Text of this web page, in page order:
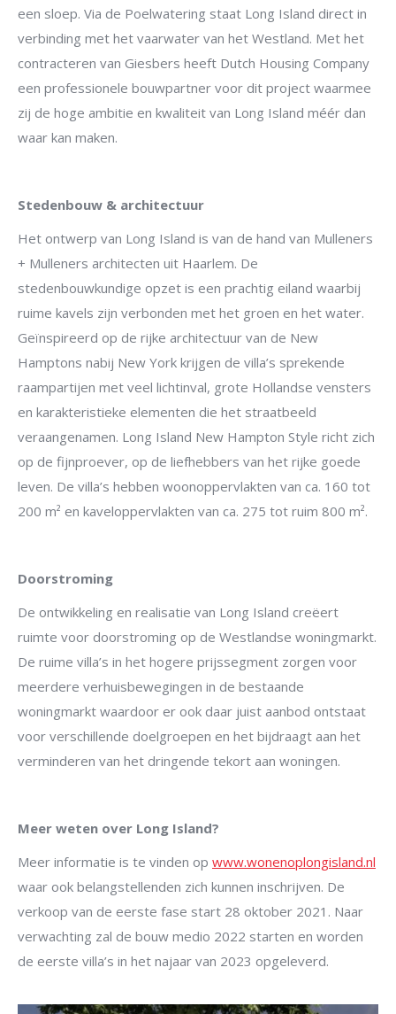
een sloep. Via de Poelwatering staat Long Island direct in
verbinding met het vaarwater van het Westland. Met het
contracteren van Giesbers heeft Dutch Housing Company
een professionele bouwpartner voor dit project waarmee
zij de hoge ambitie en kwaliteit van Long Island méér dan
waar kan maken.
Stedenbouw & architectuur
Het ontwerp van Long Island is van de hand van Mulleners
+ Mulleners architecten uit Haarlem. De
stedenbouwkundige opzet is een prachtig eiland waarbij
ruime kavels zijn verbonden met het groen en het water.
Geïnspireerd op de rijke architectuur van de New
Hamptons nabij New York krijgen de villa’s sprekende
raampartijen met veel lichtinval, grote Hollandse vensters
en karakteristieke elementen die het straatbeeld
veraangenamen. Long Island New Hampton Style richt zich
op de fijnproever, op de liefhebbers van het rijke goede
leven. De villa’s hebben woonoppervlakten van ca. 160 tot
200 m² en kaveloppervlakten van ca. 275 tot ruim 800 m².
Doorstroming
De ontwikkeling en realisatie van Long Island creëert
ruimte voor doorstroming op de Westlandse woningmarkt.
De ruime villa’s in het hogere prijssegment zorgen voor
meerdere verhuisbewegingen in de bestaande
woningmarkt waardoor er ook daar juist aanbod ontstaat
voor verschillende doelgroepen en het bijdraagt aan het
verminderen van het dringende tekort aan woningen.
Meer weten over Long Island?
Meer informatie is te vinden op www.wonenoplongisland.nl
waar ook belangstellenden zich kunnen inschrijven. De
verkoop van de eerste fase start 28 oktober 2021. Naar
verwachting zal de bouw medio 2022 starten en worden
de eerste villa’s in het najaar van 2023 opgeleverd.